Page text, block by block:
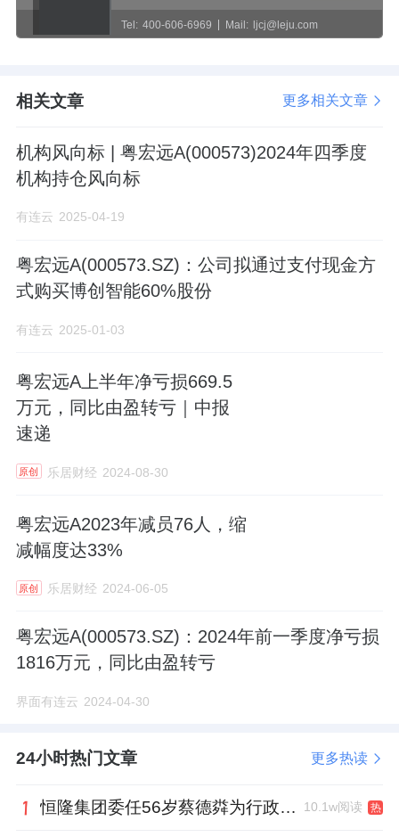
Tel: 400-606-6969 Mail: ljcj@leju.com
相关文章 更多相关文章
机构风向标 | 粤宏远A(000573)2024年四季度
机构持仓风向标
有连云 2025-04-19
粤宏远A(000573.SZ)：公司拟通过支付现金方
式购买博创智能60%股份
有连云 2025-01-03
粤宏远A上半年净亏损669.5
万元，同比由盈转亏｜中报
速递
原创 乐居财经 2024-08-30
粤宏远A2023年减员76人，缩
减幅度达33%
原创 乐居财经 2024-06-05
粤宏远A(000573.SZ)：2024年前一季度净亏损
1816万元，同比由盈转亏
界面有连云 2024-04-30
24小时热门文章 更多热读
恒隆集团委任56岁蔡德粦为行政总裁、年薪2052万港元，曾任星巴克中国CEO 10.1w阅读 热